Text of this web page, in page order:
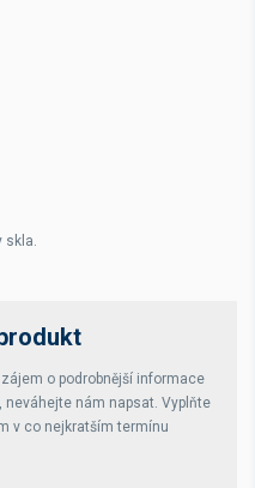
skla.
o podrobnější informace
nám napsat. Vyplňte
v co nejkratším termínu